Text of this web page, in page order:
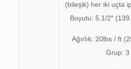
(bileşik) her iki uçta
Boyutu: 5.1/2″
Ağırlık: 20lbs / ft
Grup: 3